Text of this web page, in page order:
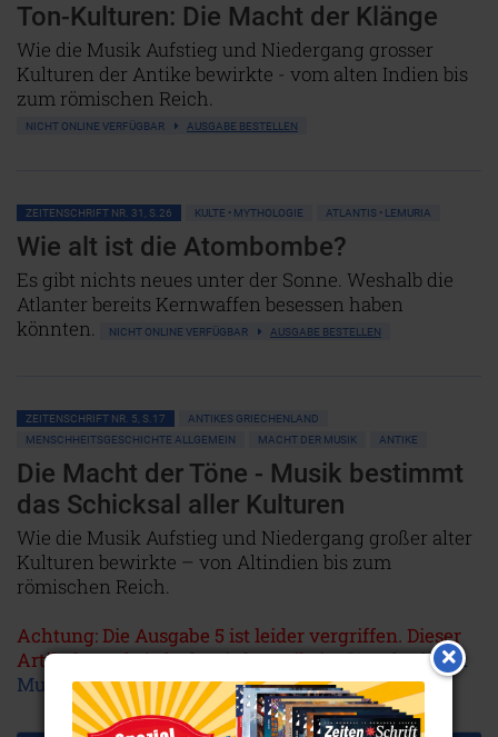
Ton-Kulturen: Die Macht der Klänge
Wie die Musik Aufstieg und Niedergang grosser
Kulturen der Antike bewirkte - vom alten Indien bis
zum römischen Reich.
NICHT ONLINE VERFÜGBAR AUSGABE BESTELLEN
ZEITENSCHRIFT NR. 31, S.26 KULTE • MYTHOLOGIE ATLANTIS • LEMURIA
Wie alt ist die Atombombe?
Es gibt nichts neues unter der Sonne. Weshalb die
Atlanter bereits Kernwaffen besessen haben
könnten.
NICHT ONLINE VERFÜGBAR AUSGABE BESTELLEN
ZEITENSCHRIFT NR. 5, S.17
ANTIKES GRIECHENLAND
MENSCHHEITSGESCHICHTE ALLGEMEIN
MACHT DER MUSIK ANTIKE
Die Macht der Töne - Musik bestimmt
das Schicksal aller Kulturen
Wie die Musik Aufstieg und Niedergang großer alter
Kulturen bewirkte – von Altindien bis zum
römischen Reich.
Achtung: Die Ausgabe 5 ist leider vergriffen. Dieser
Artikel wurde jedoch mittlerweile im"Sonderdruck
Musik"neu aufgelegt! NICHT ONLINE VERFÜGBAR